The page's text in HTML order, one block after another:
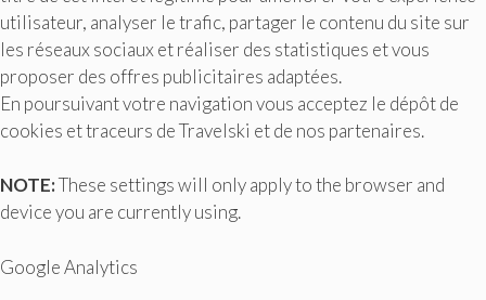
utilisateur, analyser le trafic, partager le contenu du site sur
les réseaux sociaux et réaliser des statistiques et vous
proposer des offres publicitaires adaptées.
En poursuivant votre navigation vous acceptez le dépôt de
cookies et traceurs de Travelski et de nos partenaires.
NOTE:These settings will only apply to the browser and
device you are currently using.
Google Analytics